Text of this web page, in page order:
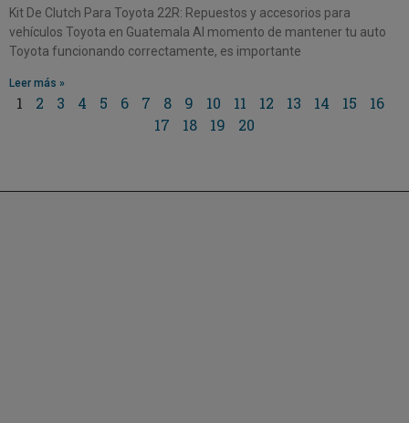
Kit De Clutch Para Toyota 22R: Repuestos y accesorios para
vehículos Toyota en Guatemala Al momento de mantener tu auto
Toyota funcionando correctamente, es importante
Leer más »
1 2 3 4 5 6 7 8 9 10 11 12 13 14 15
16
17
18 19 20